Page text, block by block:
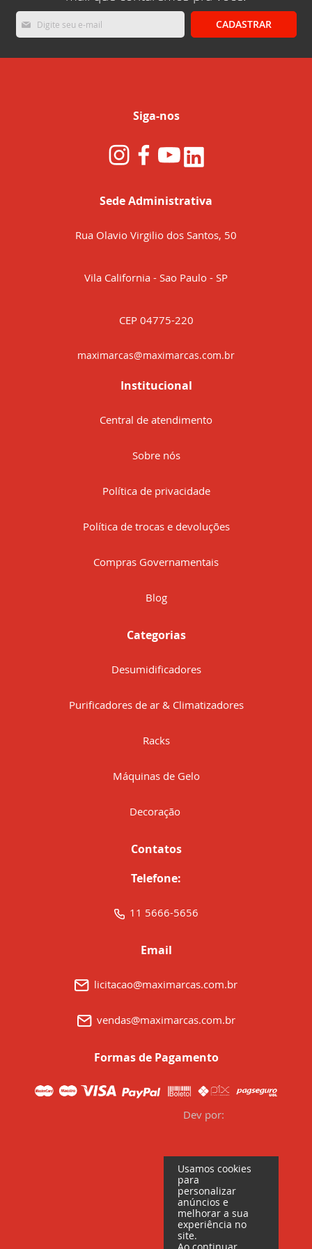
Usamos cookies
para
personalizar
anúncios e
melhorar a sua
experiência no
site.
Inscreva-
se
nossa
CADASTRAR
Siga-nos
Sede Administrativa
Rua Olavio Virgilio dos Santos, 50
Vila California - Sao Paulo - SP
CEP 04775-220
maximarcas@maximarcas.com.br
Institucional
Central de atendimento
Sobre nós
Política de privacidade
Política de trocas e devoluções
Compras Governamentais
Blog
Categorias
Desumidificadores
Purificadores de ar & Climatizadores
Racks
Máquinas de Gelo
Decoração
Contatos
Telefone:
11 5666-5656
Email
licitacao@maximarcas.com.br
vendas@maximarcas.com.br
Formas de Pagamento
Dev por: